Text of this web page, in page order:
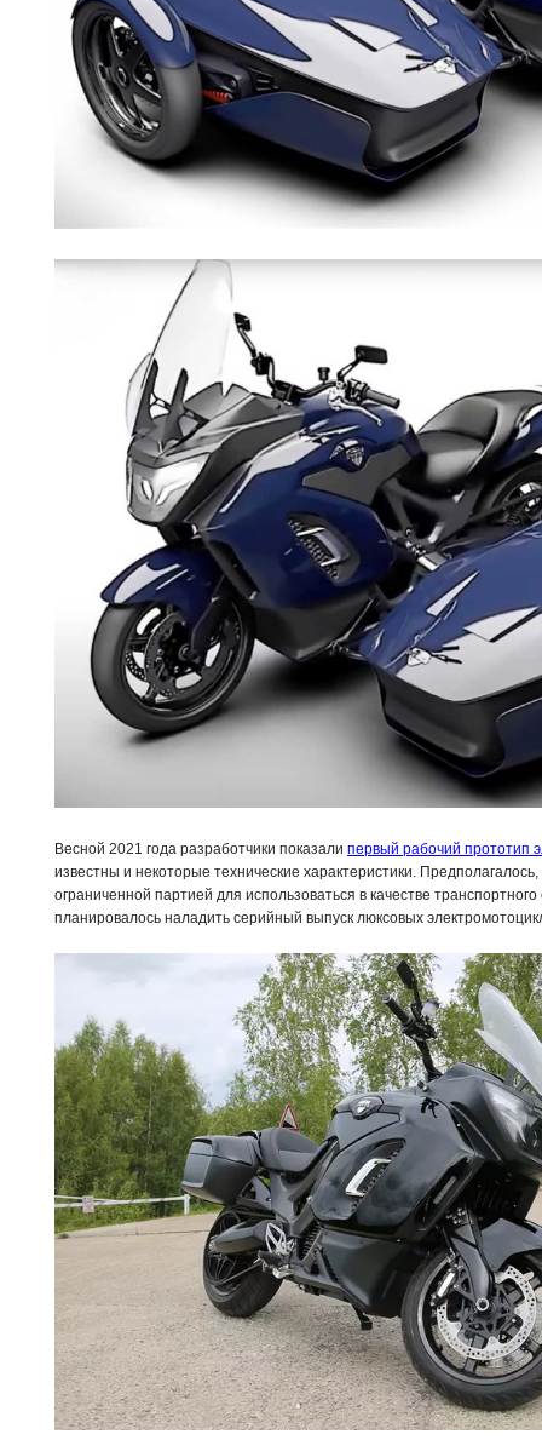
Весной 2021 года разработчики показали первый рабочий прототип
известны и некоторые технические характеристики.
ограниченной партией для использоваться в качестве
планировалось наладить серийный выпуск люксовых